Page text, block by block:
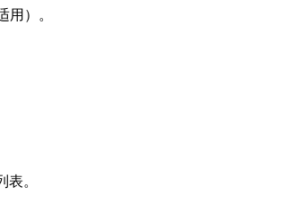
用）。
表。